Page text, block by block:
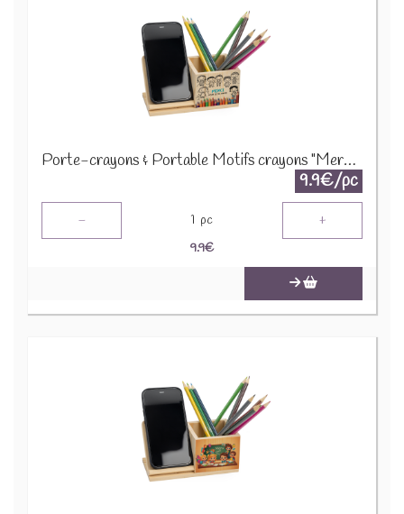
Porte-crayons & Portable Motifs crayons "Merci pour cette année" 52599 31824
9.9€/pc
- 1 pc +
9.9€